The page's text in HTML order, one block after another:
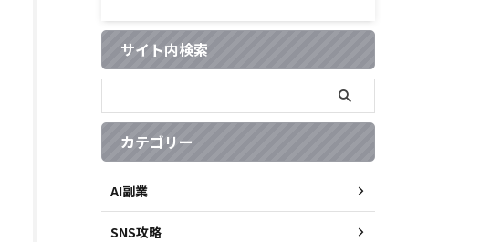
サイト内検索
カテゴリー
AI副業
SNS攻略